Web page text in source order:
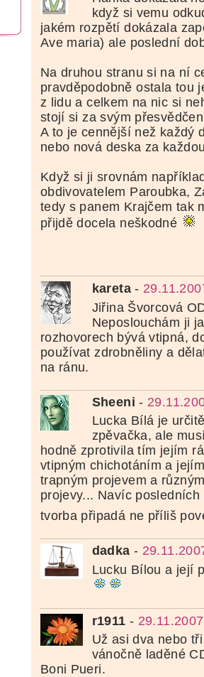
když si vemu
jakém rozpětí dokázala
Ave maria) ale poslední
Na druhou stranu si na ní
pravděpodobně ostala tou
z lidu a celkem na nic si
stojí si za svým
A to je cennější než každý
nebo nová deska za
Když si ji srovnám
obdivovatelem Paroubka,
tedy s panem Krajčem tak
přijdě docela neškodné
kareta-
Jiřina Švorcová
Neposlouchám ji
rozhovorech bývá vtipná,
používat zdrobněliny a
na ránu.
Sheeni -
Lucka Bílá je
zpěvačka, ale
hodně zprotivila tím jejím
vtipným chichotáním a
trapným projevem a
projevy... Navíc
tvorba připadá ne příliš
dadka -
Lucku Bílou a její
r1911 -
Už asi dva nebo
vánočně laděné
Boni Pueri.